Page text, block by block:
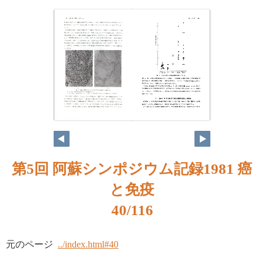
第5回 阿蘇シンポジウム記録1981 癌
と免疫
40/116
元のページ ../index.html#40